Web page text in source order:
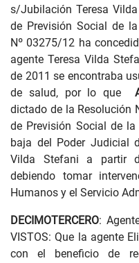
s/Jubilación Teresa
de Previsión Social de
Nº 03275/12 ha
agente Teresa Vilda
de 2011 se encontraba
de salud, por lo que
dictado de la Resolución
de Previsión Social de
baja del Poder Judicial
Vilda Stefani a partir
debiendo tomar
Humanos y el Servicio
DECIMOTERCERO:
VISTOS: Que la agente
con el beneficio de